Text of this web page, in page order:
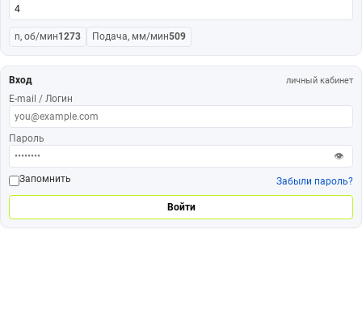
n, об/мин1273 Подача, мм/мин509
Вход личный кабинет
E-mail / Логин
Пароль
👁
Запомнить
Забыли пароль?
Войти